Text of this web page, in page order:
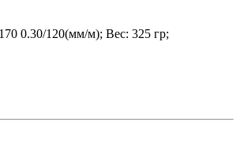
0.30/120(мм/м); Вес: 325 гр;